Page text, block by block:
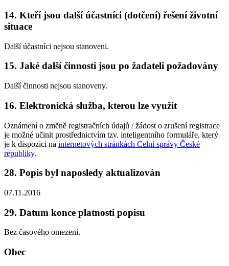
14. Kteří jsou další účastníci (dotčení) řešení životní
situace
Další účastníci nejsou stanoveni.
15. Jaké další činnosti jsou po žadateli požadovány
Další činnosti nejsou stanoveny.
16. Elektronická služba, kterou lze využít
Oznámení o změně registračních údajů / žádost o zrušení registrace
je možné učinit prostřednictvím tzv. inteligentního formuláře, který
je k dispozici na internetových stránkách Celní správy České
republiky.
28. Popis byl naposledy aktualizován
07.11.2016
29. Datum konce platnosti popisu
Bez časového omezení.
Obec